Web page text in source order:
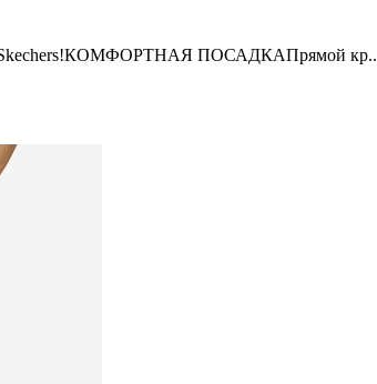
Skechers!КОМФОРТНАЯ ПОСАДКАПрямой кр..